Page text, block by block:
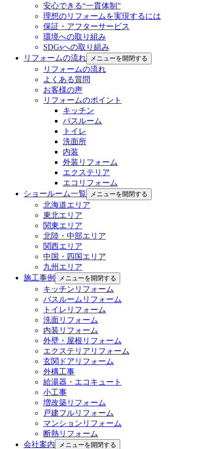
安心できる“一貫体制”
理想のリフォームを実現するには
保証・アフターサービス
環境への取り組み
SDGsへの取り組み
リフォームの流れ
メニューを開閉する
リフォームの流れ
よくある質問
お客様の声
リフォームのポイント
キッチン
バスルーム
トイレ
洗面所
内装
外装リフォーム
エクステリア
エコリフォーム
ショールーム一覧
メニューを開閉する
北海道エリア
東北エリア
関東エリア
北陸・中部エリア
関西エリア
中国・四国エリア
九州エリア
施工事例
メニューを開閉する
キッチンリフォーム
バスルームリフォーム
トイレリフォーム
洗面リフォーム
内装リフォーム
外壁・屋根リフォーム
エクステリアリフォーム
玄関ドアリフォーム
外構工事
給湯器・エコキュート
小工事
増改築リフォーム
戸建フルリフォーム
マンションリフォーム
断熱リフォーム
会社案内
メニューを開閉する